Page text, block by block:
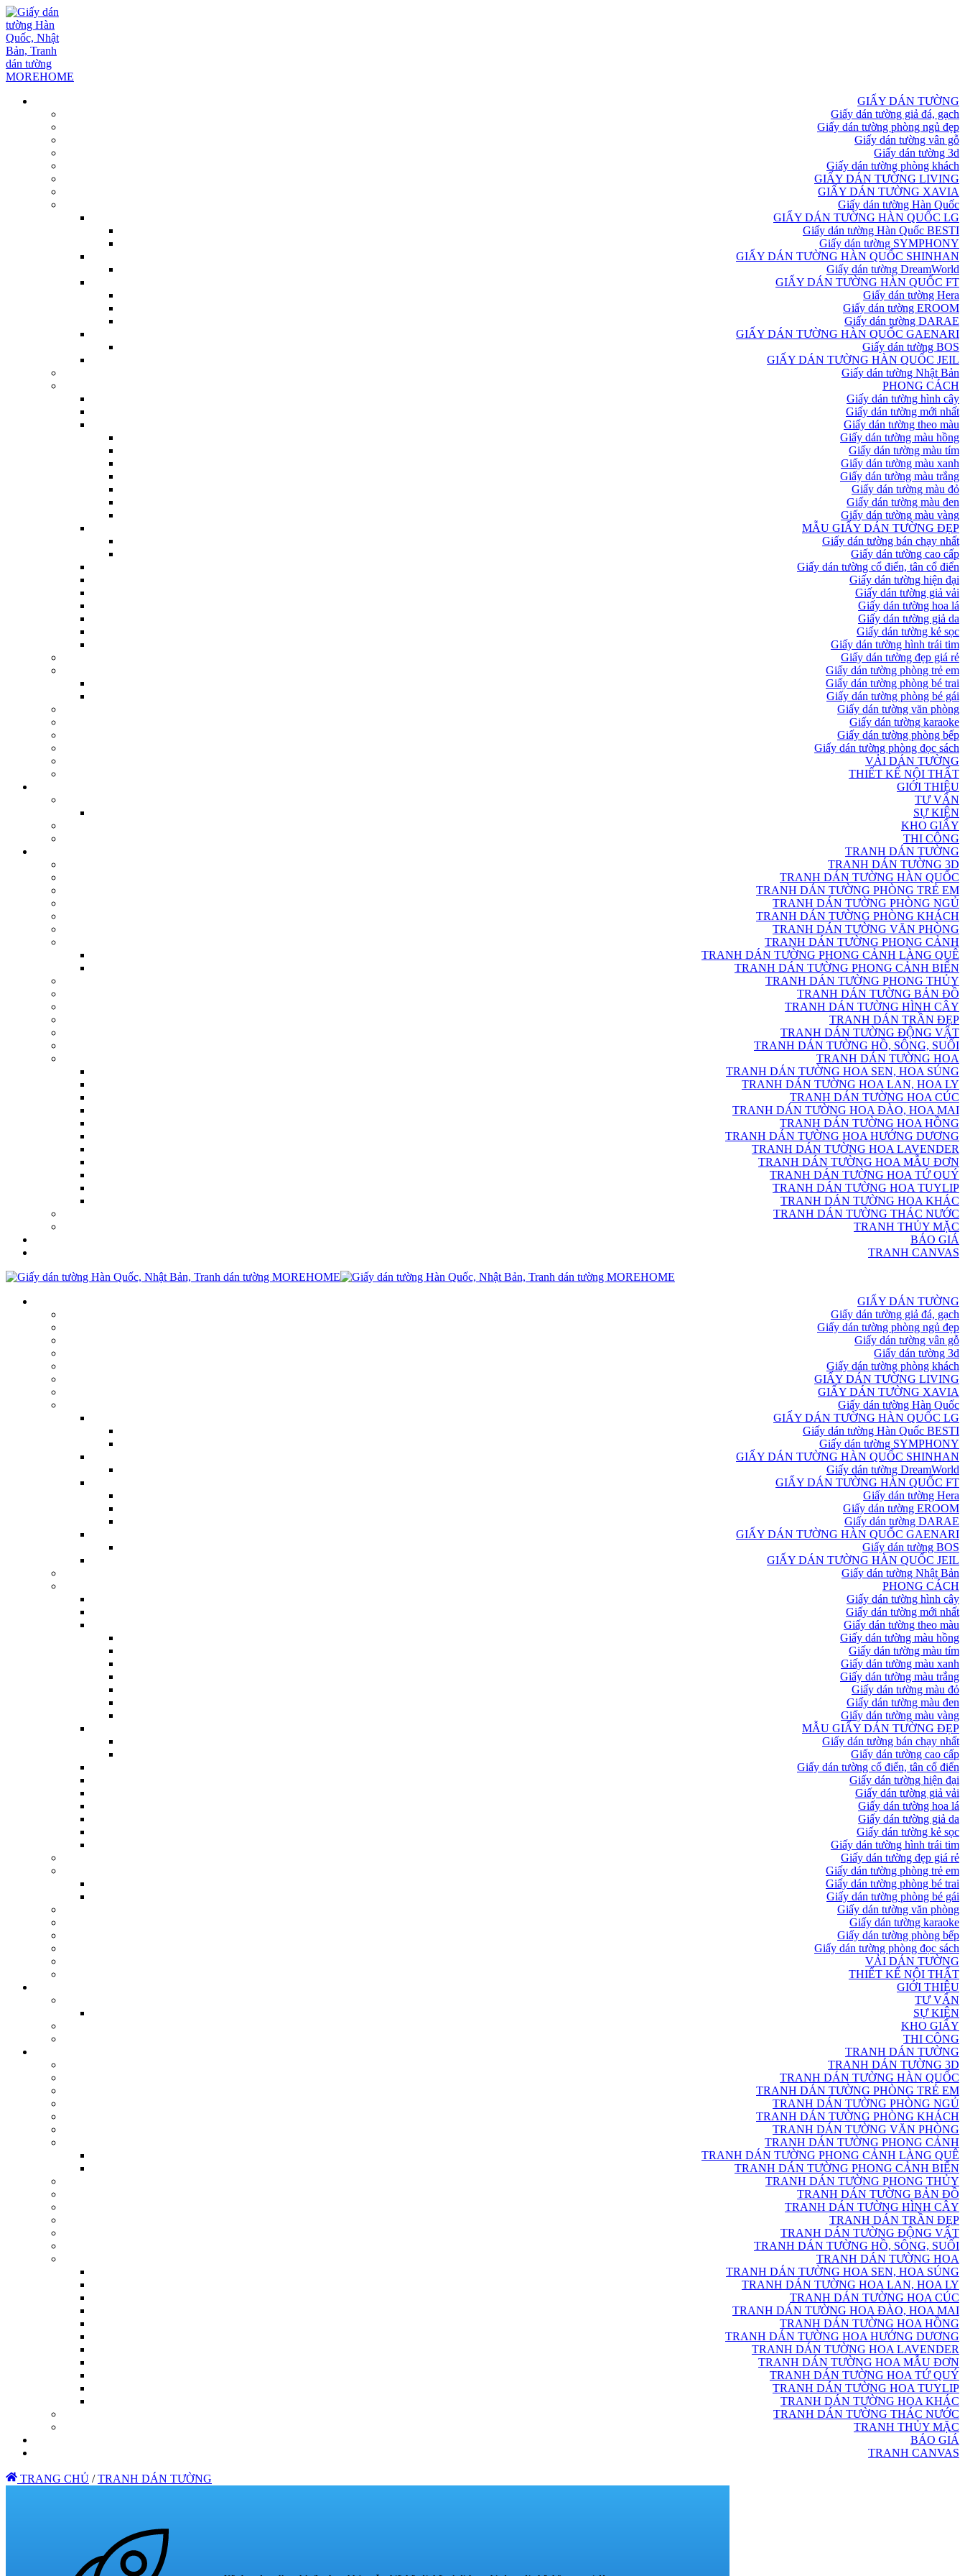
GIẤY DÁN TƯỜNG
Giấy dán tường giả đá, gạch
Giấy dán tường phòng ngủ đẹp
Giấy dán tường vân gỗ
Giấy dán tường 3d
Giấy dán tường phòng khách
GIẤY DÁN TƯỜNG LIVING
GIẤY DÁN TƯỜNG XAVIA
Giấy dán tường Hàn Quốc
GIẤY DÁN TƯỜNG HÀN QUỐC LG
Giấy dán tường Hàn Quốc BESTI
Giấy dán tường SYMPHONY
GIẤY DÁN TƯỜNG HÀN QUỐC SHINHAN
Giấy dán tường DreamWorld
GIẤY DÁN TƯỜNG HÀN QUỐC FT
Giấy dán tường Hera
Giấy dán tường EROOM
Giấy dán tường DARAE
GIẤY DÁN TƯỜNG HÀN QUỐC GAENARI
Giấy dán tường BOS
GIẤY DÁN TƯỜNG HÀN QUỐC JEIL
Giấy dán tường Nhật Bản
PHONG CÁCH
Giấy dán tường hình cây
Giấy dán tường mới nhất
Giấy dán tường theo màu
Giấy dán tường màu hồng
Giấy dán tường màu tím
Giấy dán tường màu xanh
Giấy dán tường màu trắng
Giấy dán tường màu đỏ
Giấy dán tường màu đen
Giấy dán tường màu vàng
MẪU GIẤY DÁN TƯỜNG ĐẸP
Giấy dán tường bán chạy nhất
Giấy dán tường cao cấp
Giấy dán tường cổ điển, tân cổ điển
Giấy dán tường hiện đại
Giấy dán tường giả vải
Giấy dán tường hoa lá
Giấy dán tường giả da
Giấy dán tường kẻ sọc
Giấy dán tường hình trái tim
Giấy dán tường đẹp giá rẻ
Giấy dán tường phòng trẻ em
Giấy dán tường phòng bé trai
Giấy dán tường phòng bé gái
Giấy dán tường văn phòng
Giấy dán tường karaoke
Giấy dán tường phòng bếp
Giấy dán tường phòng đọc sách
VẢI DÁN TƯỜNG
THIẾT KẾ NỘI THẤT
GIỚI THIỆU
TƯ VẤN
SỰ KIỆN
KHO GIẤY
THI CÔNG
TRANH DÁN TƯỜNG
TRANH DÁN TƯỜNG 3D
TRANH DÁN TƯỜNG HÀN QUỐC
TRANH DÁN TƯỜNG PHÒNG TRẺ EM
TRANH DÁN TƯỜNG PHÒNG NGỦ
TRANH DÁN TƯỜNG PHÒNG KHÁCH
TRANH DÁN TƯỜNG VĂN PHÒNG
TRANH DÁN TƯỜNG PHONG CẢNH
TRANH DÁN TƯỜNG PHONG CẢNH LÀNG QUÊ
TRANH DÁN TƯỜNG PHONG CẢNH BIỂN
TRANH DÁN TƯỜNG PHONG THỦY
TRANH DÁN TƯỜNG BẢN ĐỒ
TRANH DÁN TƯỜNG HÌNH CÂY
TRANH DÁN TRẦN ĐẸP
TRANH DÁN TƯỜNG ĐỘNG VẬT
TRANH DÁN TƯỜNG HỒ, SÔNG, SUỐI
TRANH DÁN TƯỜNG HOA
TRANH DÁN TƯỜNG HOA SEN, HOA SÚNG
TRANH DÁN TƯỜNG HOA LAN, HOA LY
TRANH DÁN TƯỜNG HOA CÚC
TRANH DÁN TƯỜNG HOA ĐÀO, HOA MAI
TRANH DÁN TƯỜNG HOA HỒNG
TRANH DÁN TƯỜNG HOA HƯỚNG DƯƠNG
TRANH DÁN TƯỜNG HOA LAVENDER
TRANH DÁN TƯỜNG HOA MẪU ĐƠN
TRANH DÁN TƯỜNG HOA TỨ QUÝ
TRANH DÁN TƯỜNG HOA TUYLIP
TRANH DÁN TƯỜNG HOA KHÁC
TRANH DÁN TƯỜNG THÁC NƯỚC
TRANH THỦY MẶC
BÁO GIÁ
TRANH CANVAS
GIẤY DÁN TƯỜNG
Giấy dán tường giả đá, gạch
Giấy dán tường phòng ngủ đẹp
Giấy dán tường vân gỗ
Giấy dán tường 3d
Giấy dán tường phòng khách
GIẤY DÁN TƯỜNG LIVING
GIẤY DÁN TƯỜNG XAVIA
Giấy dán tường Hàn Quốc
GIẤY DÁN TƯỜNG HÀN QUỐC LG
Giấy dán tường Hàn Quốc BESTI
Giấy dán tường SYMPHONY
GIẤY DÁN TƯỜNG HÀN QUỐC SHINHAN
Giấy dán tường DreamWorld
GIẤY DÁN TƯỜNG HÀN QUỐC FT
Giấy dán tường Hera
Giấy dán tường EROOM
Giấy dán tường DARAE
GIẤY DÁN TƯỜNG HÀN QUỐC GAENARI
Giấy dán tường BOS
GIẤY DÁN TƯỜNG HÀN QUỐC JEIL
Giấy dán tường Nhật Bản
PHONG CÁCH
Giấy dán tường hình cây
Giấy dán tường mới nhất
Giấy dán tường theo màu
Giấy dán tường màu hồng
Giấy dán tường màu tím
Giấy dán tường màu xanh
Giấy dán tường màu trắng
Giấy dán tường màu đỏ
Giấy dán tường màu đen
Giấy dán tường màu vàng
MẪU GIẤY DÁN TƯỜNG ĐẸP
Giấy dán tường bán chạy nhất
Giấy dán tường cao cấp
Giấy dán tường cổ điển, tân cổ điển
Giấy dán tường hiện đại
Giấy dán tường giả vải
Giấy dán tường hoa lá
Giấy dán tường giả da
Giấy dán tường kẻ sọc
Giấy dán tường hình trái tim
Giấy dán tường đẹp giá rẻ
Giấy dán tường phòng trẻ em
Giấy dán tường phòng bé trai
Giấy dán tường phòng bé gái
Giấy dán tường văn phòng
Giấy dán tường karaoke
Giấy dán tường phòng bếp
Giấy dán tường phòng đọc sách
VẢI DÁN TƯỜNG
THIẾT KẾ NỘI THẤT
GIỚI THIỆU
TƯ VẤN
SỰ KIỆN
KHO GIẤY
THI CÔNG
TRANH DÁN TƯỜNG
TRANH DÁN TƯỜNG 3D
TRANH DÁN TƯỜNG HÀN QUỐC
TRANH DÁN TƯỜNG PHÒNG TRẺ EM
TRANH DÁN TƯỜNG PHÒNG NGỦ
TRANH DÁN TƯỜNG PHÒNG KHÁCH
TRANH DÁN TƯỜNG VĂN PHÒNG
TRANH DÁN TƯỜNG PHONG CẢNH
TRANH DÁN TƯỜNG PHONG CẢNH LÀNG QUÊ
TRANH DÁN TƯỜNG PHONG CẢNH BIỂN
TRANH DÁN TƯỜNG PHONG THỦY
TRANH DÁN TƯỜNG BẢN ĐỒ
TRANH DÁN TƯỜNG HÌNH CÂY
TRANH DÁN TRẦN ĐẸP
TRANH DÁN TƯỜNG ĐỘNG VẬT
TRANH DÁN TƯỜNG HỒ, SÔNG, SUỐI
TRANH DÁN TƯỜNG HOA
TRANH DÁN TƯỜNG HOA SEN, HOA SÚNG
TRANH DÁN TƯỜNG HOA LAN, HOA LY
TRANH DÁN TƯỜNG HOA CÚC
TRANH DÁN TƯỜNG HOA ĐÀO, HOA MAI
TRANH DÁN TƯỜNG HOA HỒNG
TRANH DÁN TƯỜNG HOA HƯỚNG DƯƠNG
TRANH DÁN TƯỜNG HOA LAVENDER
TRANH DÁN TƯỜNG HOA MẪU ĐƠN
TRANH DÁN TƯỜNG HOA TỨ QUÝ
TRANH DÁN TƯỜNG HOA TUYLIP
TRANH DÁN TƯỜNG HOA KHÁC
TRANH DÁN TƯỜNG THÁC NƯỚC
TRANH THỦY MẶC
BÁO GIÁ
TRANH CANVAS
TRANG CHỦ / TRANH DÁN TƯỜNG